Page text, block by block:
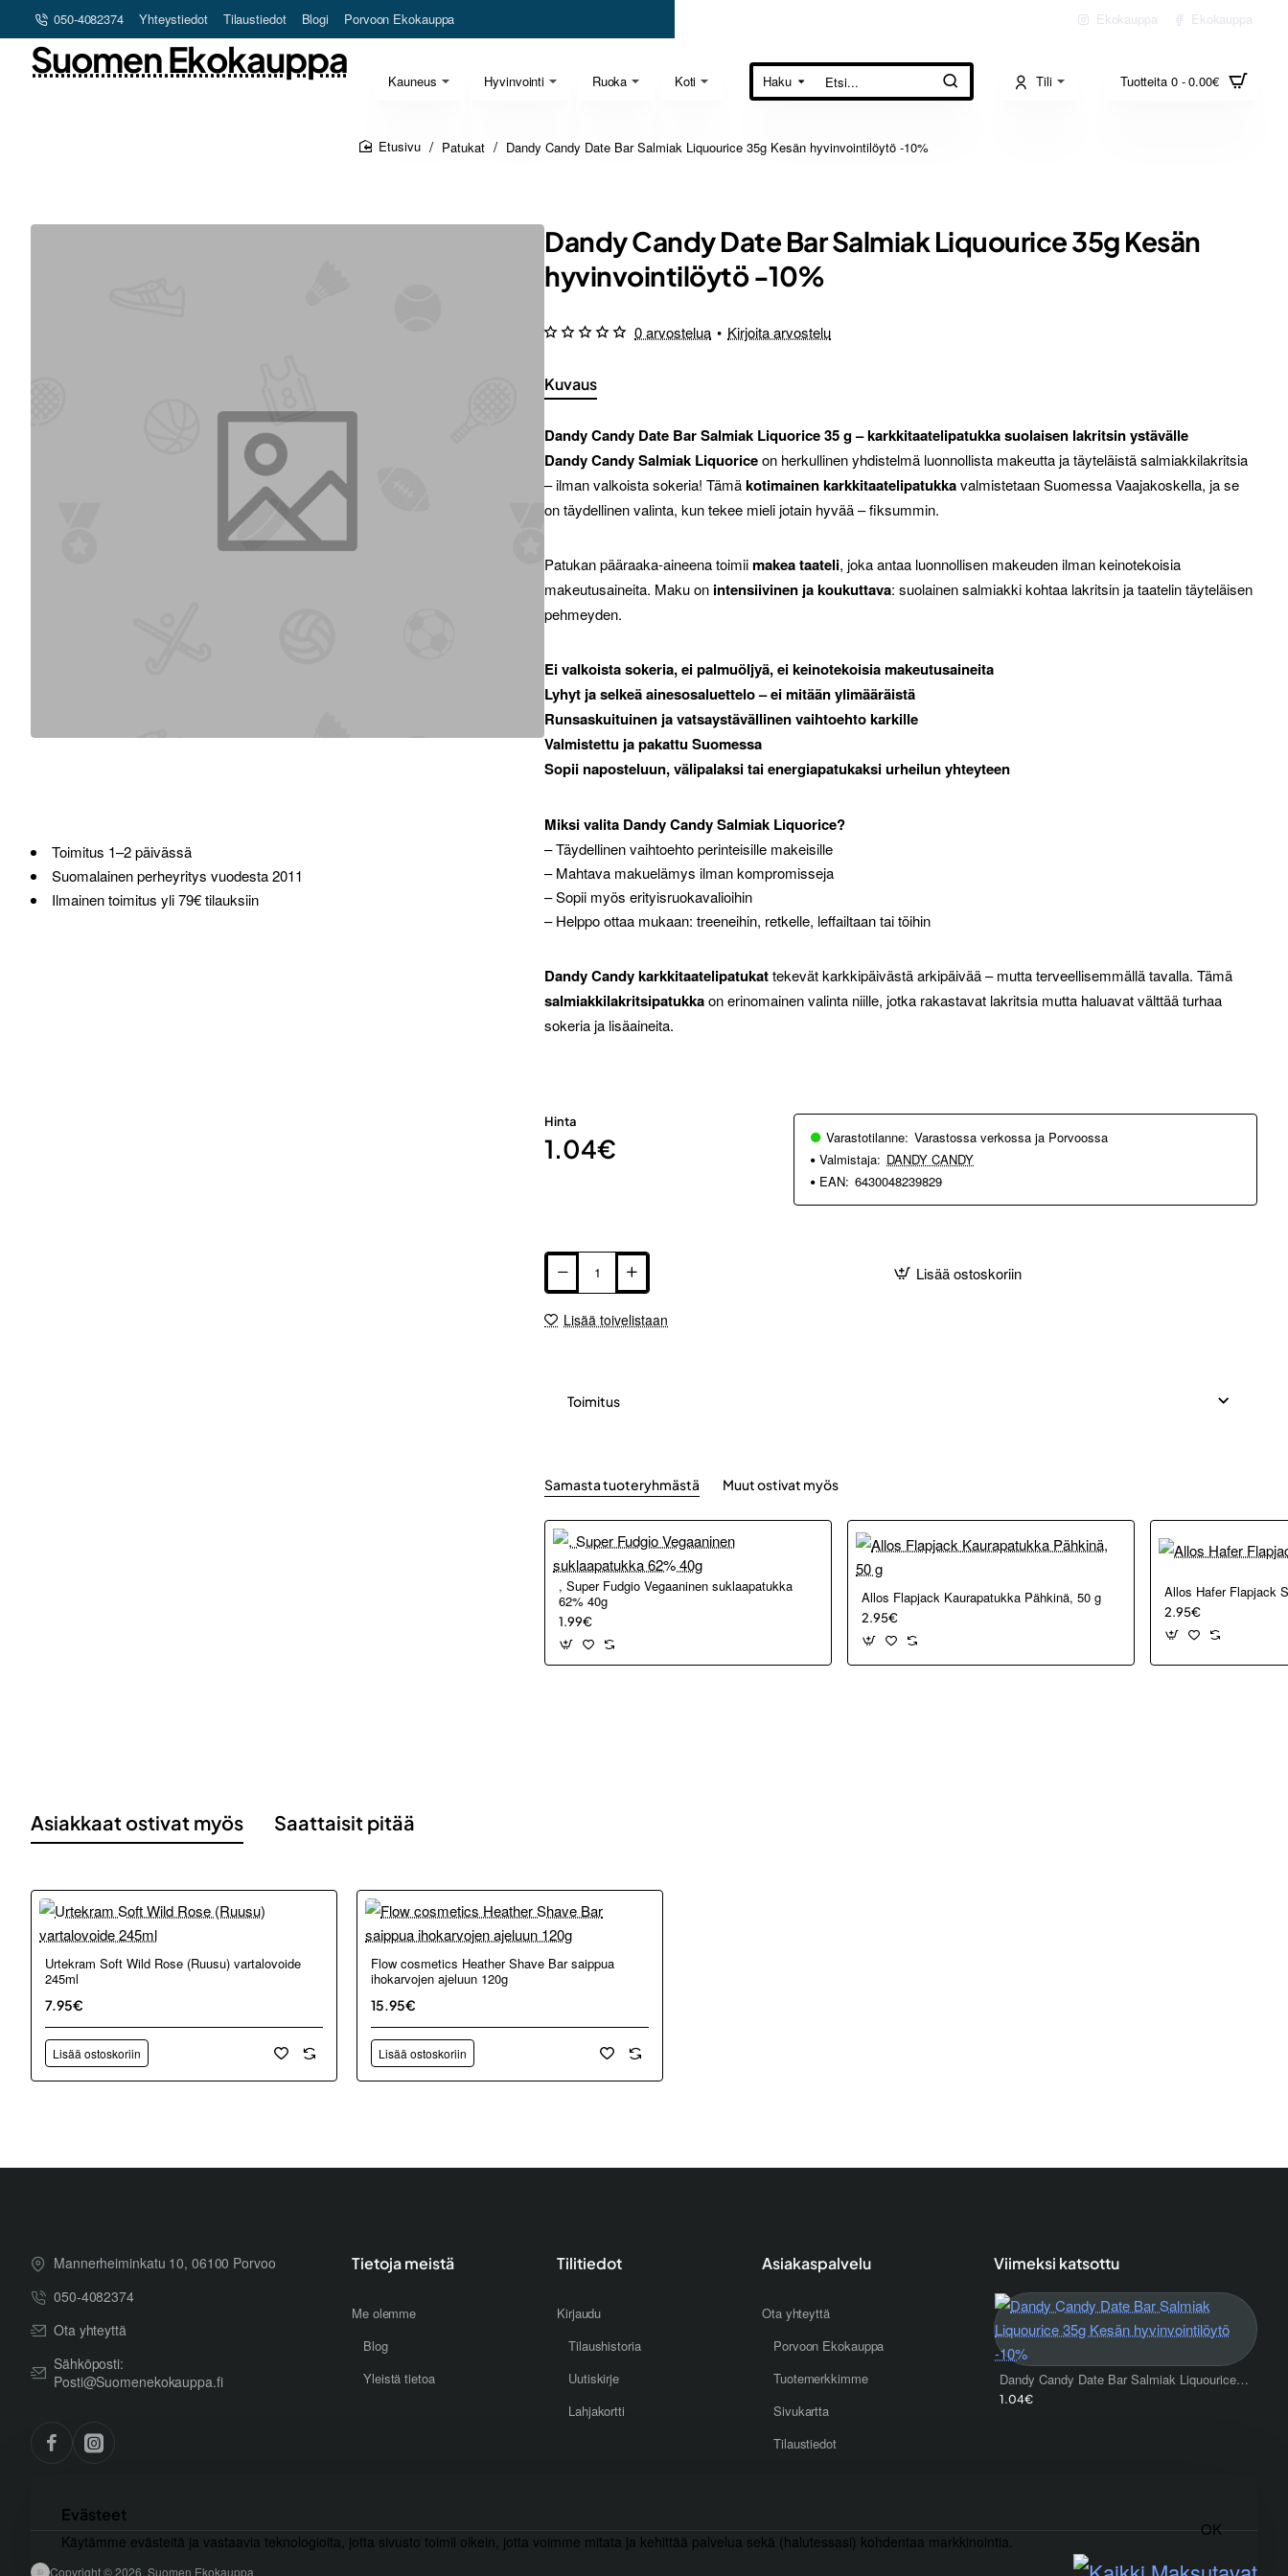
Evästeet
Käytämme evästeitä ja vastaavia teknologioita, jotta sivusto toimii oikein, jotta voimme mitata ja kehittää palvelua sekä (halutessasi) kohdentaa markkinointia.
OK
050-4082374 Yhteystiedot Tilaustiedot Blogi Porvoon Ekokauppa Ekokauppa Ekokauppa
Kauneus Hyvinvointi Ruoka Koti
Suomen Ekokauppa
Haku
Etsi... Tili Tuotteita 0 - 0.00€
Patukat Dandy Candy Date Bar Salmiak Liquourice 35g Kesän hyvinvointilöytö -10%
Toimitus 1–2 päivässä
Suomalainen perheyritys vuodesta 2011
Ilmainen toimitus yli 79€ tilauksiin
Dandy Candy Date Bar Salmiak Liquourice 35g Kesän
hyvinvointilöytö -10%
Kuvaus
Dandy Candy Date Bar Salmiak Liquorice 35 g – karkkitaatelipatukka suolaisen lakritsin ystävälle
Dandy Candy Salmiak Liquoriceon herkullinen yhdistelmä luonnollista makeutta ja täyteläistä salmiakkilakritsia
– ilman valkoista sokeria! Tämäkotimainen karkkitaatelipatukkavalmistetaan Suomessa Vaajakoskella, ja se
on täydellinen valinta, kun tekee mieli jotain hyvää – fiksummin.
Patukan pääraaka-aineena toimiimakea taateli, joka antaa luonnollisen makeuden ilman keinotekoisia
makeutusaineita. Maku on intensiivinen ja koukuttava: suolainen salmiakki kohtaa lakritsin ja taatelin täyteläisen
pehmeyden.
Ei valkoista sokeria, ei palmuöljyä, ei keinotekoisia makeutusaineita
Lyhyt ja selkeä ainesosaluettelo – ei mitään ylimääräistä
Runsaskuituinen ja vatsaystävällinen vaihtoehto karkille
Valmistettu ja pakattu Suomessa
Sopii naposteluun, välipalaksi tai energiapatukaksi urheilun yhteyteen
Miksi valita Dandy Candy Salmiak Liquorice?
– Täydellinen vaihtoehto perinteisille makeisille
– Mahtava makuelämys ilman kompromisseja
– Sopii myös erityisruokavalioihin
– Helppo ottaa mukaan: treeneihin, retkelle, leffailtaan tai töihin
Dandy Candy karkkitaatelipatukattekevät karkkipäivästä arkipäivää – mutta terveellisemmällä tavalla. Tämä
salmiakkilakritsipatukkaon erinomainen valinta niille, jotka rakastavat lakritsia mutta haluavat välttää turhaa
sokeria ja lisäaineita.
0 arvostelua • Kirjoita arvostelu
Hinta
1.04€ Varastotilanne: Varastossa verkossa ja Porvoossa
Valmistaja: DANDY CANDY
EAN: 6430048239829
Lisää ostoskoriin
Lisää toivelistaan
Toimitus
Samasta tuoteryhmästä Muut ostivat myös
, Super Fudgio Vegaaninen suklaapatukka
62% 40g
1.99€
Allos Flapjack Kaurapatukka Pähkinä, 50 g
2.95€
Allos Hafer Flapjack
2.95€
Asiakkaat ostivat myös Saattaisit pitää
Urtekram Soft Wild Rose (Ruusu) vartalovoide
245ml
7.95€
Lisää ostoskoriin
Flow cosmetics Heather Shave Bar saippua
ihokarvojen ajeluun 120g
15.95€
Lisää ostoskoriin
Mannerheiminkatu 10, 06100 Porvoo
050-4082374
Ota yhteyttä
Sähköposti:
Posti@Suomenekokauppa.fi
Tietoja meistä
Me olemme
Blog
Yleistä tietoa
Tilitiedot
Kirjaudu
Tilaushistoria
Uutiskirje
Lahjakortti
Asiakaspalvelu
Ota yhteyttä
Porvoon Ekokauppa
Tuotemerkkimme
Sivukartta
Tilaustiedot
Viimeksi katsottu
Dandy Candy Date Bar Salmiak Liquourice 35g Kesän hyvinvointilöytö -10%
1.04€
Copyright © 2026, Suomen Ekokauppa